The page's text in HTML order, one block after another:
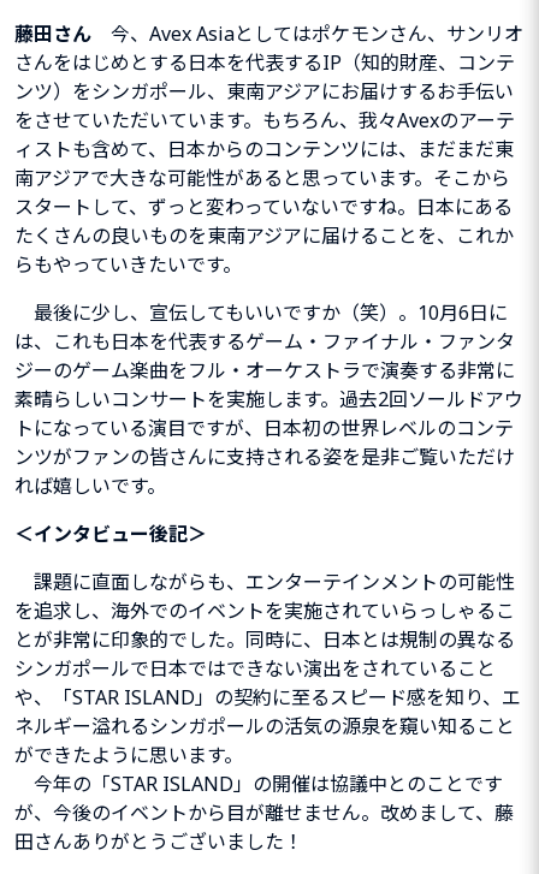
藤田さん
今、 Avex Asiaとしてはポケモンさん、サンリオ
さんをはじめとする日本を代表するIP（知的財産、コンテ
ンツ）をシンガポール、 東南アジアにお届けするお手伝い
をさせていただいています。もちろん、我々Avexのアーテ
ィストも含めて、日本からのコンテンツには、まだまだ東
南アジアで大きな可能性があると思っています。そこから
スタートして、ずっと変わっていないですね。日本にある
たくさんの良いものを東南アジアに届けることを、これか
らもやっていきたいです。
最後に少し、宣伝してもいいですか（笑）。10月6日に
は、これも日本を代表するゲーム・ファイナル・ファンタ
ジーのゲーム楽曲をフル・オーケストラで演奏する非常に
素晴らしいコンサートを実施します。過去2回ソールドアウ
トになっている演目ですが、日本初の世界レベルのコンテ
ンツがファンの皆さんに支持される姿を是非ご覧いただけ
れば嬉しいです。
＜インタビュー後記＞
課題に直面しながらも、エンターテインメントの可能性
を追求し、海外でのイベントを実施されていらっしゃるこ
とが非常に印象的でした。同時に、日本とは規制の異なる
シンガポールで日本ではできない演出をされていること
や、
「STAR ISLAND」 の契約に至るスピード感を知り、エ
ネルギー溢れるシンガポールの活気の源泉を窺い知ること
ができたように思います。
今年の 「STAR ISLAND」 の開催は協議中とのことです
が、今後のイベントから目が離せません。改めまして、藤
田さんありがとうございました！